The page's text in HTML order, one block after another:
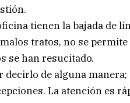
tienen la bajada de
tratos, no se
se han resucitado.
decirlo de alguna
La atención es